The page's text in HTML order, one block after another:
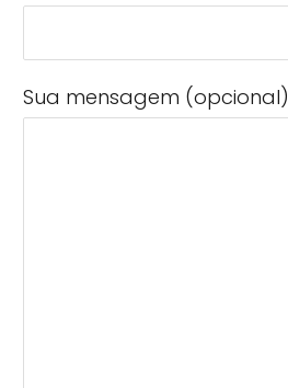
Sua mensagem (opcional)